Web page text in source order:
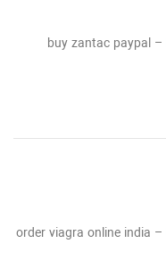
buy zantac paypal –
order viagra online india –